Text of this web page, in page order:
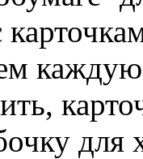
каждую
для